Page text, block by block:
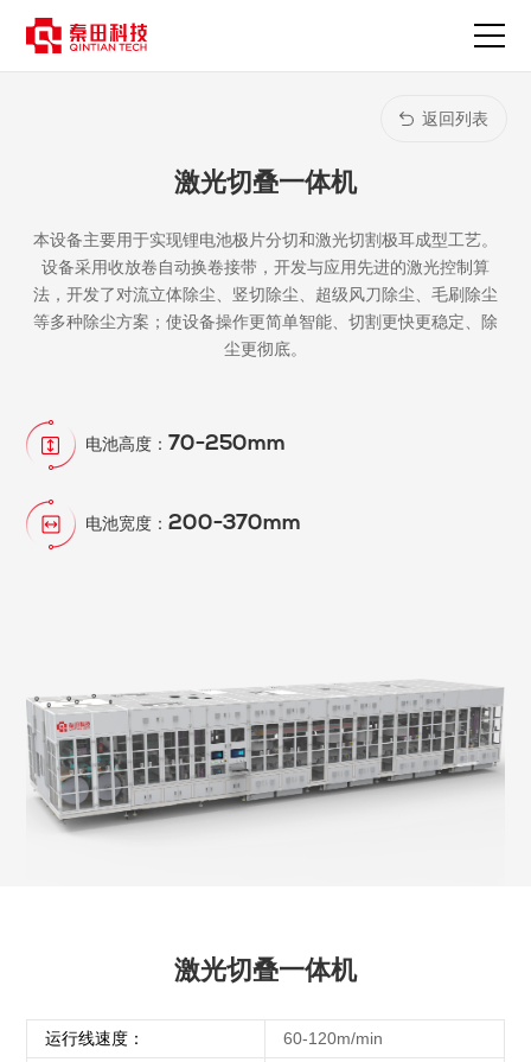
返回列表
激光切叠一体机
本设备主要用于实现锂电池极片分切和激光切割极耳成型工艺。
设备采用收放卷自动换卷接带，开发与应用先进的激光控制算
法，开发了对流立体除尘、竖切除尘、超级风刀除尘、毛刷除尘
等多种除尘方案；使设备操作更简单智能、切割更快更稳定、除
尘更彻底。
电池高度： 70-250mm
电池宽度： 200-370mm
激光切叠一体机
运行线速度：
60-120m/min